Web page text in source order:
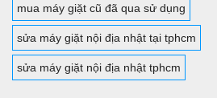
mua máy giặt cũ đã qua sử dụng
sửa máy giặt nội địa nhật tại tphcm
sửa máy giặt nội địa nhật tphcm